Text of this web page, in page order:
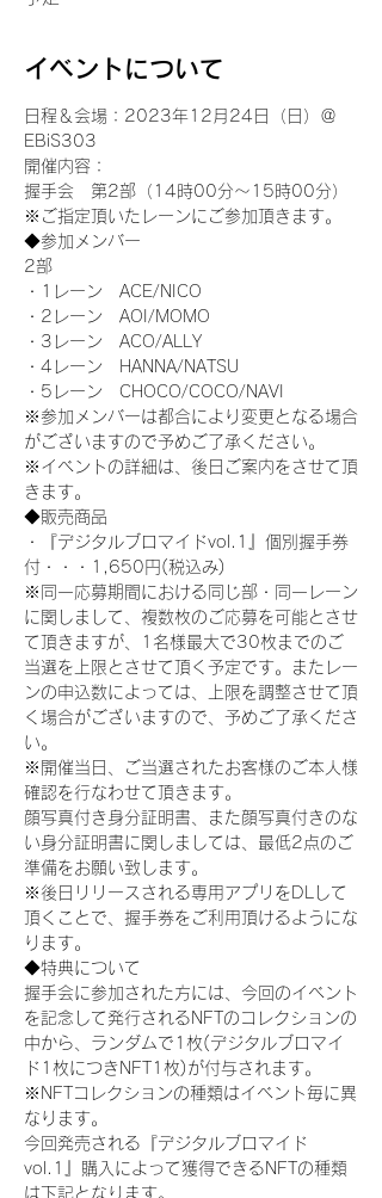
イベントについて
日程＆会場：2023年12月24日（日）＠
EBiS303
開催内容：
握手会　第2部（14時00分～15時00分）
※ご指定頂いたレーンにご参加頂きます。
◆参加メンバー
2部
・1レーン　ACE/NICO
・2レーン　AOI/MOMO
・3レーン　ACO/ALLY
・4レーン　HANNA/NATSU
・5レーン　CHOCO/COCO/NAVI
※参加メンバーは都合により変更となる場合
がございますので予めご了承ください。
※イベントの詳細は、後日ご案内をさせて頂
きます。
◆販売商品
・『デジタルブロマイドvol.1』個別握手券
付・・・1,650円(税込み)
※同一応募期間における同じ部・同一レーン
に関しまして、複数枚のご応募を可能とさせ
て頂きますが、1名様最大で30枚までのご
当選を上限とさせて頂く予定です。またレー
ンの申込数によっては、上限を調整させて頂
く場合がございますので、予めご了承くださ
い。
※開催当日、ご当選されたお客様のご本人様
確認を行なわせて頂きます。
顔写真付き身分証明書、また顔写真付きのな
い身分証明書に関しましては、最低2点のご
準備をお願い致します。
※後日リリースされる専用アプリをDLして
頂くことで、握手券をご利用頂けるようにな
ります。
◆特典について
握手会に参加された方には、今回のイベント
を記念して発行されるNFTのコレクションの
中から、ランダムで1枚(デジタルブロマイ
ド1枚につきNFT1枚)が付与されます。
※NFTコレクションの種類はイベント毎に異
なります。
今回発売される『デジタルブロマイド
vol.1』購入によって獲得できるNFTの種類
は下記となります。